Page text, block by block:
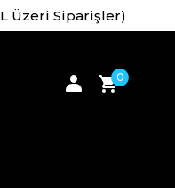
Üzeri Siparişler)
0